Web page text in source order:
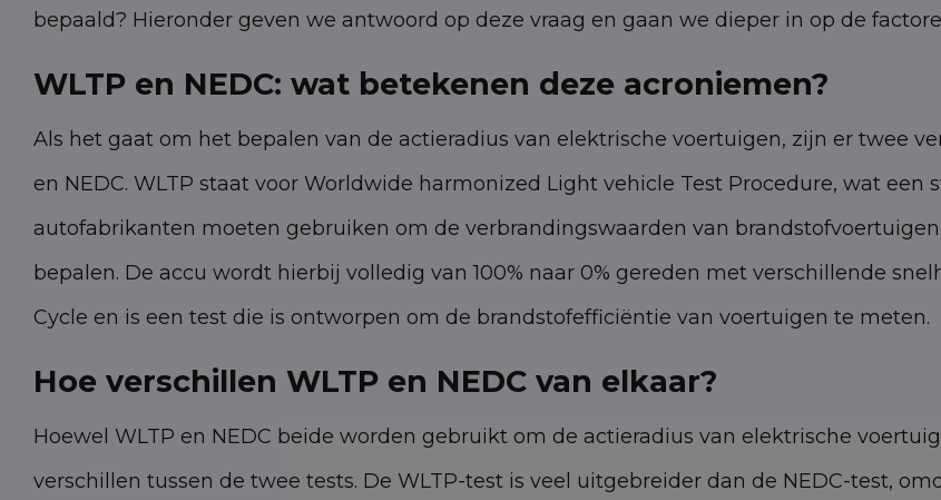
bepaald? Hieronder geven we antwoord op deze vraag en gaan we dieper in op de
WLTP en NEDC: wat betekenen deze acroniemen?
Als het gaat om het bepalen van de actieradius van elektrische voertuigen, zijn er twee
en NEDC. WLTP staat voor Worldwide harmonized Light vehicle Test Procedure, wat
autofabrikanten moeten gebruiken om de verbrandingswaarden van
bepalen. De accu wordt hierbij volledig van 100% naar 0% gereden met verschillende
Cycle en is een test die is ontworpen om de brandstofefficiëntie van voertuigen te meten.
Hoe verschillen WLTP en NEDC van elkaar?
Hoewel WLTP en NEDC beide worden gebruikt om de actieradius van elektrische
verschillen tussen de twee tests. De WLTP-test is veel uitgebreider dan de NEDC-test,